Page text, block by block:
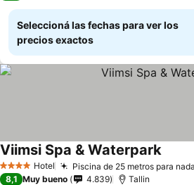
Seleccioná las fechas para ver los
precios exactos
4 EstrellasHotel Piscina de 25 metros para
Viimsi Spa & Waterpark
8,1 Muy bueno 4.839 Tallin